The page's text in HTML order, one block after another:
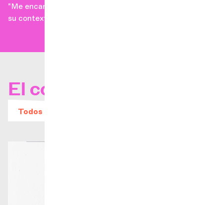
"Me encanta el silencio y lo aprecio especialmente en
su contexto".
El concierto
Todos los eventos